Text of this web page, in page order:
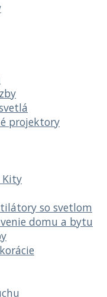
projektory
Kity
so svetlom
domu a bytu